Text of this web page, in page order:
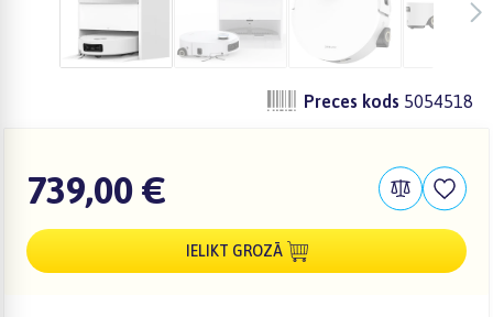
Preces kods 5054518
739,00 €
IELIKT GROZĀ